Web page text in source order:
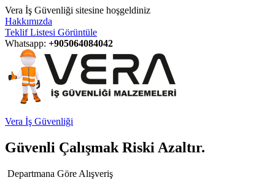
Vera İş Güvenliği sitesine hoşgeldiniz
Hakkımızda
Teklif Listesi Görüntüle
Whatsapp: +905064084042
Vera İş Güvenliği
Güvenli Çalışmak Riski Azaltır.
Departmana Göre Alışveriş